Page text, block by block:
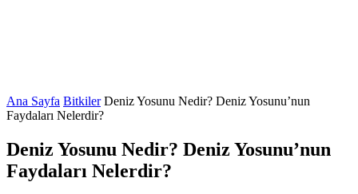
Ana Sayfa Bitkiler Deniz Yosunu Nedir? Deniz Yosunu’nun
Faydaları Nelerdir?
Deniz Yosunu Nedir? Deniz Yosunu’nun
Faydaları Nelerdir?